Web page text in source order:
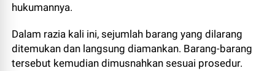
hukumannya.
Dalam razia kali ini, sejumlah barang yang dilarang
ditemukan dan langsung diamankan. Barang-barang
tersebut kemudian dimusnahkan sesuai prosedur.